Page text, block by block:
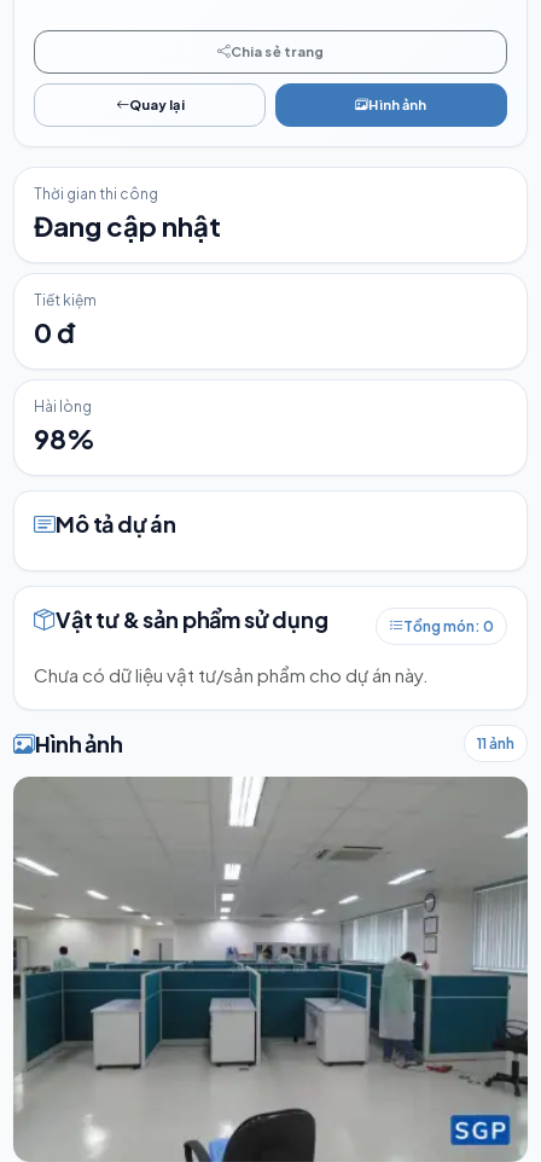
Chia sẻ trang
Quay lại Hình ảnh
Thời gian thi công
Đang cập nhật
Tiết kiệm
0 đ
Hài lòng
98%
Mô tả dự án
Vật tư & sản phẩm sử dụng Tổng món: 0
Chưa có dữ liệu vật tư/sản phẩm cho dự án này.
Hình ảnh 11 ảnh